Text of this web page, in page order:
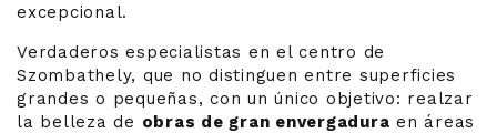
excepcional.
Verdaderos especialistas en el centro de
Szombathely, que no distinguen entre superficies
grandes o pequeñas, con un único objetivo: realzar
la belleza de obras de gran envergadura en áreas